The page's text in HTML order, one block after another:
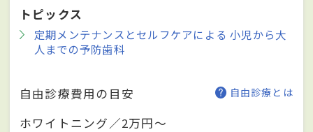
トピックス
定期メンテナンスとセルフケアによる 小児から大
人までの予防歯科
自由診療費用の目安 自由診療とは
ホワイトニング／2万円～